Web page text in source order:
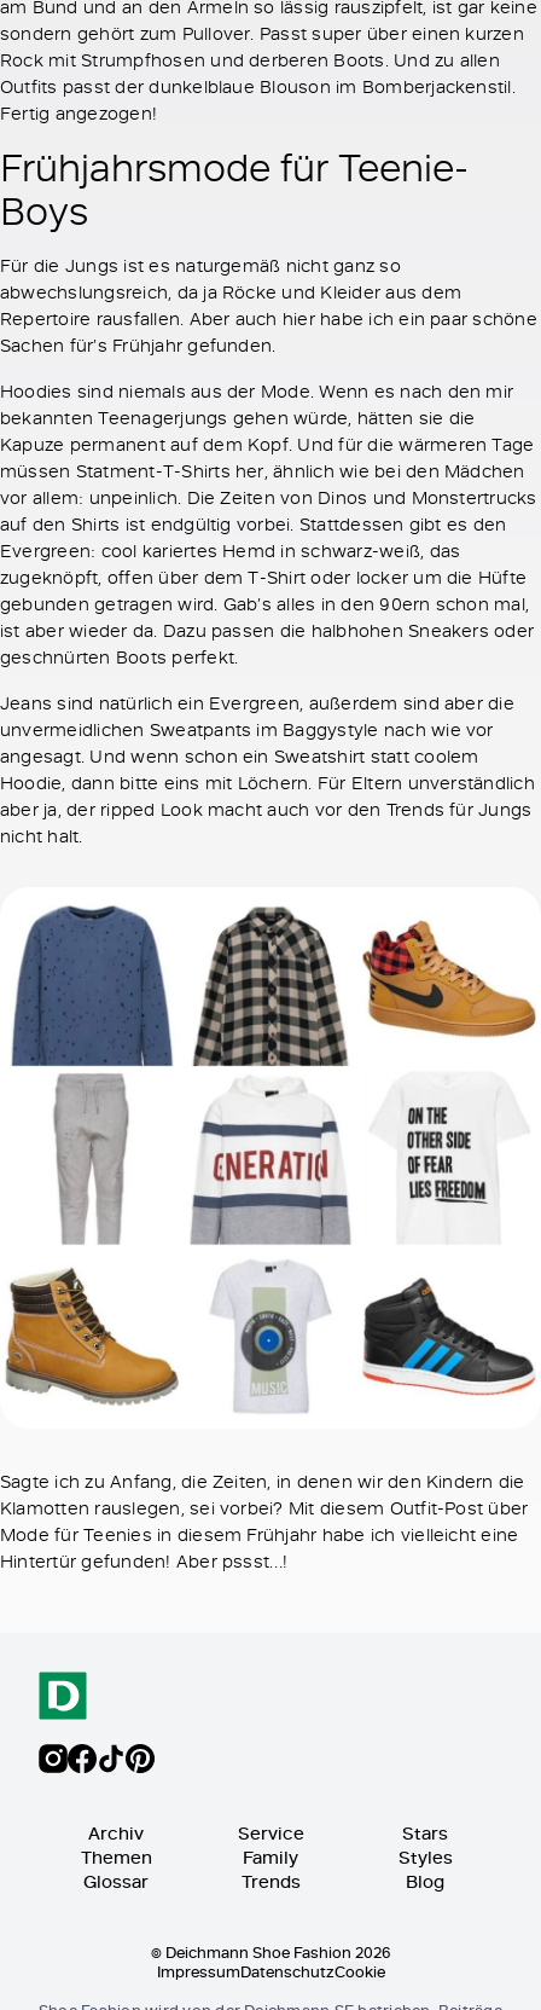
am Bund und an den Ärmeln so lässig rauszipfelt, ist gar keine
sondern gehört zum Pullover. Passt super über einen kurzen
Rock mit Strumpfhosen und derberen Boots. Und zu allen
Outfits passt der dunkelblaue Blouson im Bomberjackenstil.
Fertig angezogen!
Frühjahrsmode für Teenie-
Boys
Für die Jungs ist es naturgemäß nicht ganz so
abwechslungsreich, da ja Röcke und Kleider aus dem
Repertoire rausfallen. Aber auch hier habe ich ein paar schöne
Sachen für’s Frühjahr gefunden.
Hoodies sind niemals aus der Mode. Wenn es nach den mir
bekannten Teenagerjungs gehen würde, hätten sie die
Kapuze permanent auf dem Kopf. Und für die wärmeren Tage
müssen Statment-T-Shirts her, ähnlich wie bei den Mädchen
vor allem: unpeinlich. Die Zeiten von Dinos und Monstertrucks
auf den Shirts ist endgültig vorbei. Stattdessen gibt es den
Evergreen: cool kariertes Hemd in schwarz-weiß, das
zugeknöpft, offen über dem T-Shirt oder locker um die Hüfte
gebunden getragen wird. Gab’s alles in den 90ern schon mal,
ist aber wieder da. Dazu passen die halbhohen Sneakers oder
geschnürten Boots perfekt.
Jeans sind natürlich ein Evergreen, außerdem sind aber die
unvermeidlichen Sweatpants im Baggystyle nach wie vor
angesagt. Und wenn schon ein Sweatshirt statt coolem
Hoodie, dann bitte eins mit Löchern. Für Eltern unverständlich
aber ja, der ripped Look macht auch vor den Trends für Jungs
nicht halt.
Sagte ich zu Anfang, die Zeiten, in denen wir den Kindern die
Klamotten rauslegen, sei vorbei? Mit diesem Outfit-Post über
Mode für Teenies in diesem Frühjahr habe ich vielleicht eine
Hintertür gefunden! Aber pssst…!
Archiv
Themen
Glossar
Service
Family
Trends
Stars
Styles
Blog
© Deichmann Shoe Fashion 2026
ImpressumDatenschutzCookie